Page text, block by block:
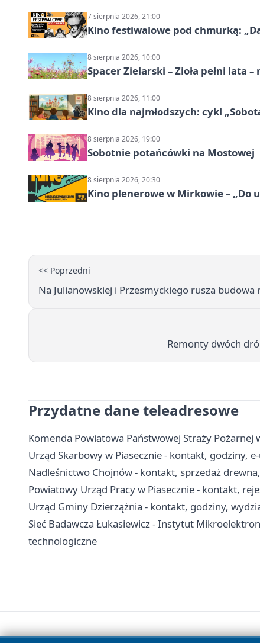
7 sierpnia 2026, 21:00
Kino festiwalowe pod chmurką:
8 sierpnia 2026, 10:00
Spacer Zielarski – Zioła pełni lata
8 sierpnia 2026, 11:00
Kino dla najmłodszych: cykl
8 sierpnia 2026, 19:00
Sobotnie potańcówki na Mostowej
8 sierpnia 2026, 20:30
Kino plenerowe w Mirkowie – „Do
<< Poprzedni
Na Julianowskiej i Przesmyckiego rusza
Remonty dwóch
Przydatne dane teleadresowe
Komenda Powiatowa Państwowej Straży Pożarnej
Urząd Skarbowy w Piasecznie - kontakt, godziny,
Nadleśnictwo Chojnów - kontakt, sprzedaż
Powiatowy Urząd Pracy w Piasecznie - kontakt,
Urząd Gminy Dzierzążnia - kontakt, godziny,
Sieć Badawcza Łukasiewicz - Instytut
technologiczne